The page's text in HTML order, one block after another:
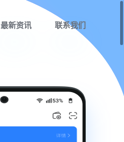
最新资讯 联系我们